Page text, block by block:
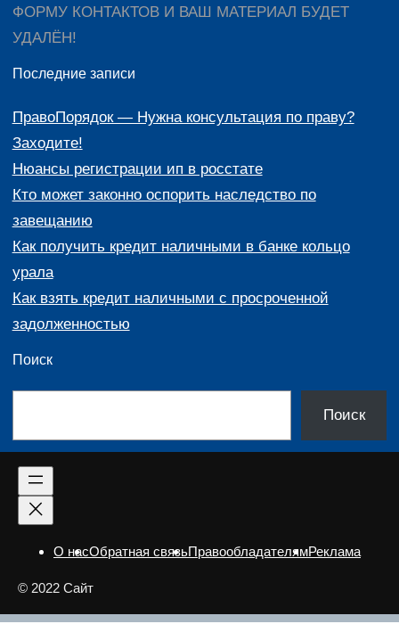
ФОРМУ КОНТАКТОВ И ВАШ МАТЕРИАЛ БУДЕТ
УДАЛЁН!
Последние записи
ПравоПорядок — Нужна консультация по праву?
Заходите!
Нюансы регистрации ип в росстате
Кто может законно оспорить наследство по
завещанию
Как получить кредит наличными в банке кольцо
урала
Как взять кредит наличными с просроченной
задолженностью
Поиск
и
Поиск
О насОбратная связьПравообладателямРеклама
© 2022 Сайт